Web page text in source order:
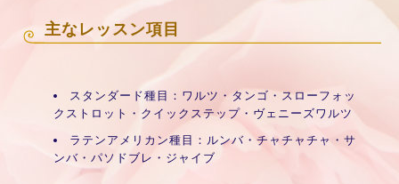
主なレッスン項目
スタンダード種目：ワルツ・タンゴ・スローフォッ
クストロット・クイックステップ・ヴェニーズワルツ
ラテンアメリカン種目：ルンバ・チャチャチャ・サ
ンバ・パソドブレ・ジャイブ